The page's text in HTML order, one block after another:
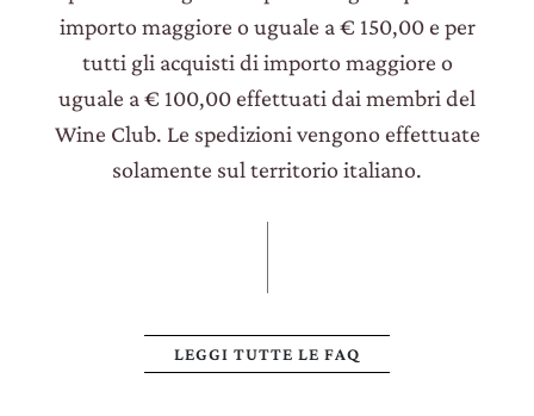
importo maggiore o uguale a € 150,00 e per
tutti gli acquisti di importo maggiore o
uguale a € 100,00 effettuati dai membri del
Wine Club. Le spedizioni vengono effettuate
solamente sul territorio italiano.
LEGGI TUTTE LE FAQ